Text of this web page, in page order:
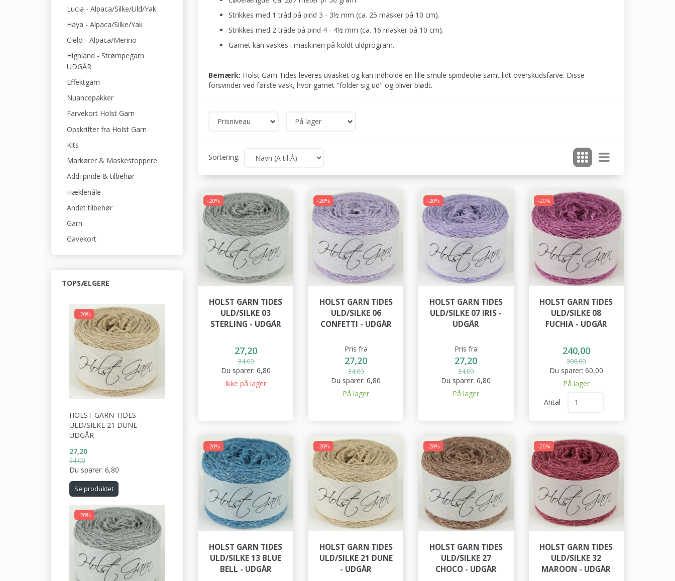
Lucia - Alpaca/Silke/Uld/Yak
Haya - Alpaca/Silke/Yak
Cielo - Alpaca/Merino
Highland - Strømpegarn
UDGÅR
Effektgarn
Nuancepakker
Farvekort Holst Garn
Opskrifter fra Holst Garn
Kits
Markører & Maskestoppere
Addi pinde & tilbehør
Hæklenåle
Andet tilbehør
Garn
Gavekort
TOPSÆLGERE
-20%
HOLST GARN TIDES
ULD/SILKE 21 DUNE -
UDGÅR
27,20
34,00
Du sparer: 6,80
Se produktet
-20%
Strikkes med 1 tråd på pind 3 - 3½ mm (ca. 25 masker på 10 cm).
Strikkes med 2 tråde på pind 4 - 4½ mm (ca. 16 masker på 10 cm).
Garnet kan vaskes i maskinen på koldt uldprogram.
Bemærk: Holst Garn Tides leveres uvasket og kan indholde en lille smule spindeolie samt lidt overskudsfarve. Disse
forsvinder ved første vask, hvor garnet "folder sig ud" og bliver blødt.
Prisniveau På lager
Sortering:
-20%
HOLST GARN TIDES
ULD/SILKE 03
STERLING - UDGÅR
27,20
34,00
Du sparer: 6,80
Ikke på lager
-20%
HOLST GARN TIDES
ULD/SILKE 06
CONFETTI - UDGÅR
Pris fra
27,20
34,00
Du sparer:6,80
På lager
-20%
HOLST GARN TIDES
ULD/SILKE 07 IRIS -
UDGÅR
Pris fra
27,20
34,00
Du sparer:6,80
På lager
-20%
HOLST GARN TIDES
ULD/SILKE 08
FUCHIA - UDGÅR
240,00
300,00
Du sparer: 60,00
På lager
Antal
-20%
HOLST GARN TIDES
ULD/SILKE 13 BLUE
BELL - UDGÅR
-20%
HOLST GARN TIDES
ULD/SILKE 21 DUNE
- UDGÅR
-20%
HOLST GARN TIDES
ULD/SILKE 27
CHOCO - UDGÅR
-20%
HOLST GARN TIDES
ULD/SILKE 32
MAROON - UDGÅR